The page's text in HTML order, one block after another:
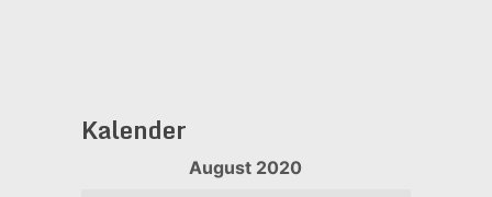
Kalender
August 2020